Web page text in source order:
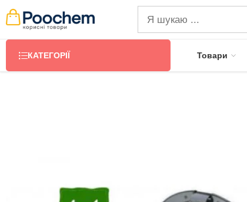
КАТЕГОРІЇ Товари